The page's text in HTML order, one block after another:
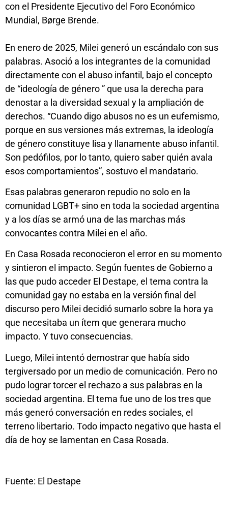
con el Presidente Ejecutivo del Foro Económico
Mundial, Børge Brende.
En enero de 2025, Milei generó un escándalo con sus
palabras. Asoció a los integrantes de la comunidad
directamente con el abuso infantil, bajo el concepto
de “ideología de género ” que usa la derecha para
denostar a la diversidad sexual y la ampliación de
derechos. “Cuando digo abusos no es un eufemismo,
porque en sus versiones más extremas, la ideología
de género constituye lisa y llanamente abuso infantil.
Son pedófilos, por lo tanto, quiero saber quién avala
esos comportamientos”, sostuvo el mandatario.
Esas palabras generaron repudio no solo en la
comunidad LGBT+ sino en toda la sociedad argentina
y a los días se armó una de las marchas más
convocantes contra Milei en el año.
En Casa Rosada reconocieron el error en su momento
y sintieron el impacto. Según fuentes de Gobierno a
las que pudo acceder El Destape, el tema contra la
comunidad gay no estaba en la versión final del
discurso pero Milei decidió sumarlo sobre la hora ya
que necesitaba un ítem que generara mucho
impacto. Y tuvo consecuencias.
Luego, Milei intentó demostrar que había sido
tergiversado por un medio de comunicación. Pero no
pudo lograr torcer el rechazo a sus palabras en la
sociedad argentina. El tema fue uno de los tres que
más generó conversación en redes sociales, el
terreno libertario. Todo impacto negativo que hasta el
día de hoy se lamentan en Casa Rosada.
Fuente: El Destape